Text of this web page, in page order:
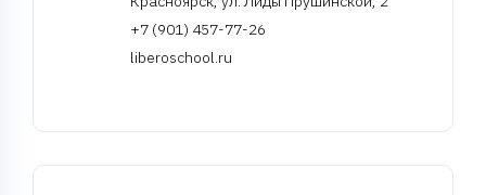
+7 (901) 457-77-26
liberoschool.ru